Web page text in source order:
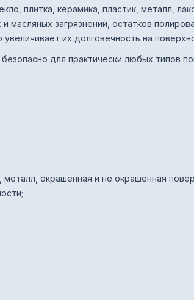
плитка, керамика, пластик, металл,
загрязнений, остатков
их долговечность на
для практически любых типов
металл, окрашенная и не окрашенная